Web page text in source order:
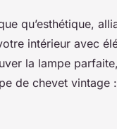
qu’esthétique,
intérieur avec
la lampe
de chevet vintage :